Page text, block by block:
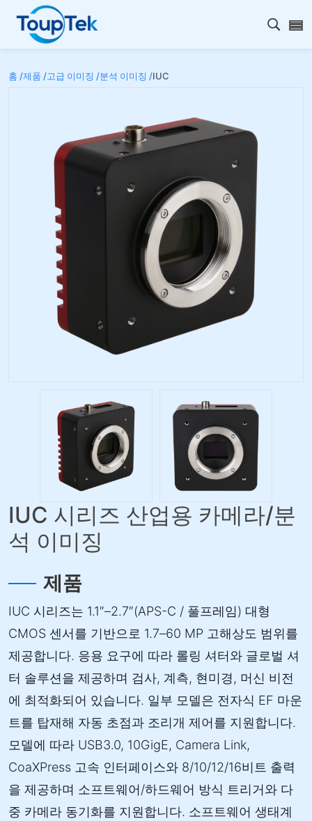
검색
홈 /제품 /고급 이미징 /분석 이미징 /IUC
IUC 시리즈 산업용 카메라/분
석 이미징
제품
IUC 시리즈는 1.1″–2.7″(APS-C / 풀프레임) 대형
CMOS 센서를 기반으로 1.7–60 MP 고해상도 범위를
제공합니다. 응용 요구에 따라 롤링 셔터와 글로벌 셔
터 솔루션을 제공하며 검사, 계측, 현미경, 머신 비전
에 최적화되어 있습니다. 일부 모델은 전자식 EF 마운
트를 탑재해 자동 초점과 조리개 제어를 지원합니다.
모델에 따라 USB3.0, 10GigE, Camera Link,
CoaXPress 고속 인터페이스와 8/10/12/16비트 출력
을 제공하며 소프트웨어/하드웨어 방식 트리거와 다
중 카메라 동기화를 지원합니다. 소프트웨어 생태계